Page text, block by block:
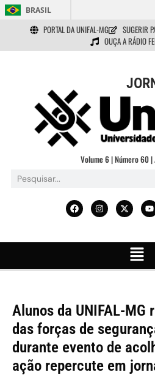
BRASIL
PORTAL DA UNIFAL-MG SUGERIR
OUÇA A RÁDIO
Volume 6 | Número 60
Alunos da UNIFAL-
das forças de
durante evento de
ação repercute em